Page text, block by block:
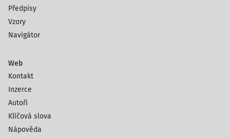
Předpisy
Vzory
Navigátor
Web
Kontakt
Inzerce
Autoři
Klíčová slova
Nápověda